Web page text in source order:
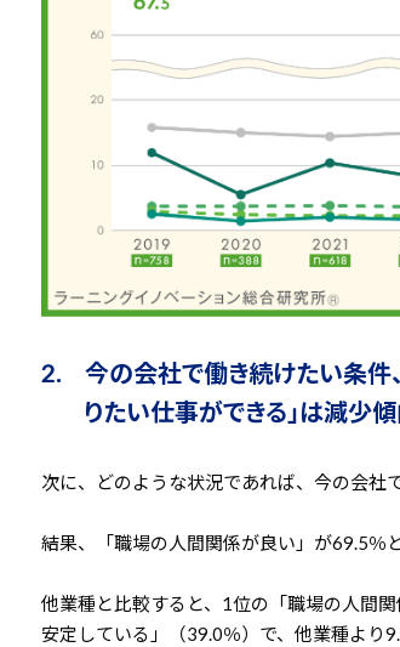
2. 今の会社で働き続けたい条件、
りたい仕事ができる」は減少
次に、どのような状況であれば、今の会社
結果、「職場の人間関係が良い」が69.5％
他業種と比較すると、1位の「職場の人間
安定している」（39.0％）で、他業種より